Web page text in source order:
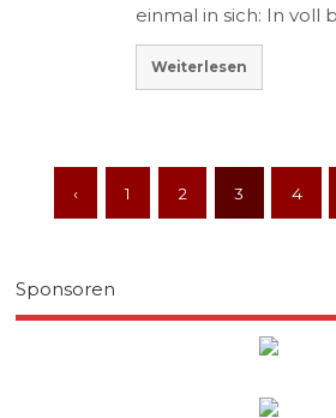
einmal in sich: In voll
Weiterlesen
‹ 1 2 3 4
Sponsoren